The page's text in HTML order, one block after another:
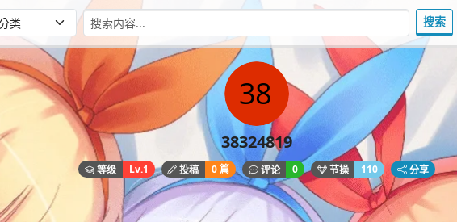
搜索
38324819
等级 Lv.1 投稿 0 篇 评论 0 节操 110 分享